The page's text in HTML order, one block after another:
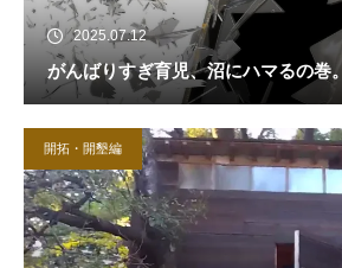
2025.07.12
がんばりすぎ育児、沼にハマるの巻。
開拓・開墾編